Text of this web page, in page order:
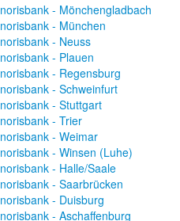
norisbank - Mönchengladbach
norisbank - München
norisbank - Neuss
norisbank - Plauen
norisbank - Regensburg
norisbank - Schweinfurt
norisbank - Stuttgart
norisbank - Trier
norisbank - Weimar
norisbank - Winsen (Luhe)
norisbank - Halle/Saale
norisbank - Saarbrücken
norisbank - Duisburg
norisbank - Aschaffenburg